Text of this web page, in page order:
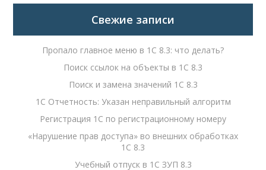
Свежие записи
Пропало главное меню в 1С 8.3: что делать?
Поиск ссылок на объекты в 1С 8.3
Поиск и замена значений 1С 8.3
1С Отчетность: Указан неправильный алгоритм
Регистрация 1С по регистрационному номеру
«Нарушение прав доступа» во внешних обработках
1С 8.3
Учебный отпуск в 1С ЗУП 8.3